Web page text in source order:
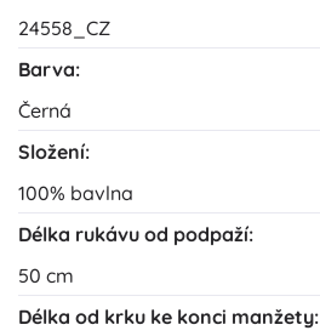
24558_CZ
Barva:
Černá
Složení:
100% bavlna
Délka rukávu od podpaží:
50 cm
Délka od krku ke konci manžety: